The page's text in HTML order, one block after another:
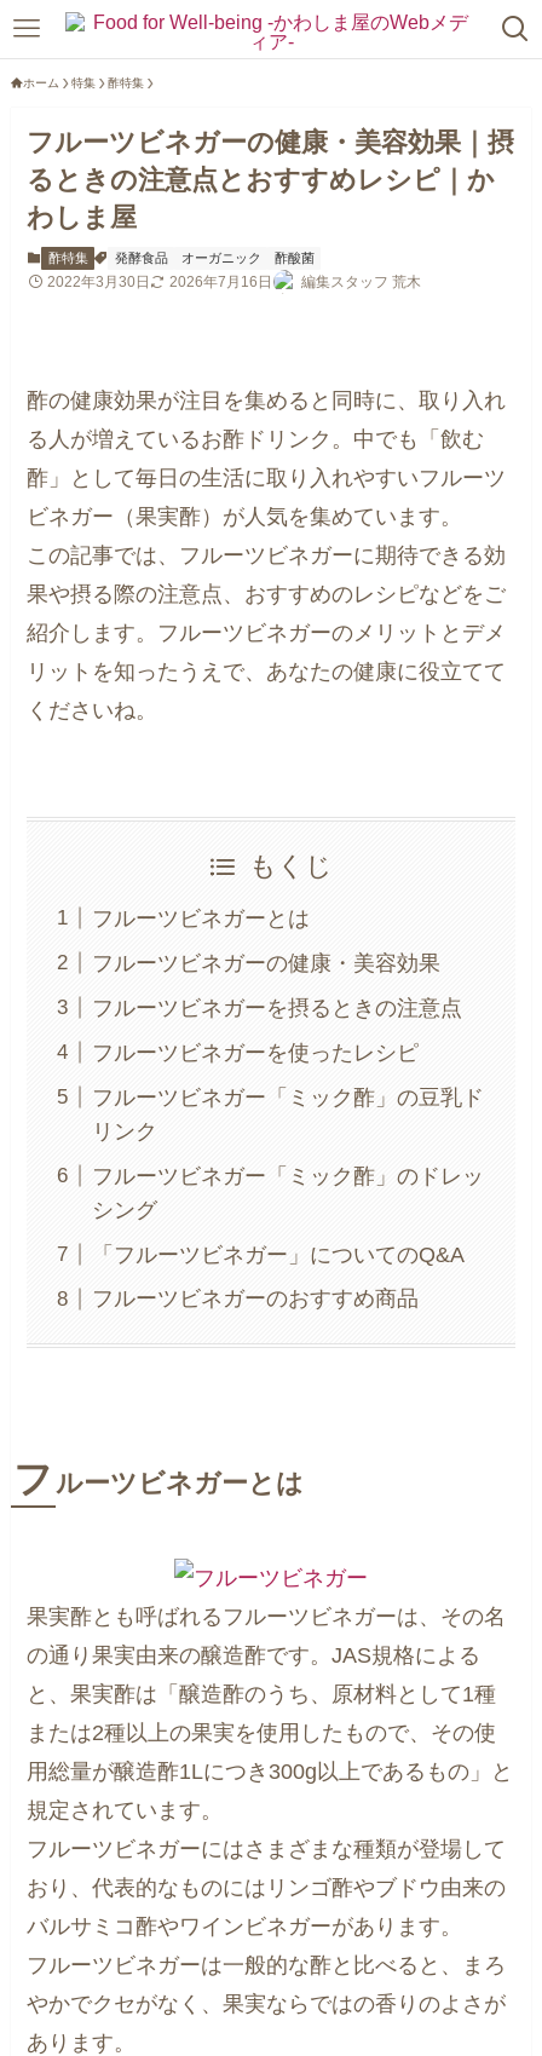
ホーム 特集 酢特集
フルーツビネガーの健康・美容効果｜摂
るときの注意点とおすすめレシピ｜か
わしま屋
酢特集 発酵食品 オーガニック 酢酸菌
2022年3月30日 2026年7月16日 編集スタッフ 荒木
酢の健康効果が注目を集めると同時に、取り入れ
る人が増えているお酢ドリンク。中でも「飲む
酢」として毎日の生活に取り入れやすいフルーツ
ビネガー（果実酢）が人気を集めています。
この記事では、フルーツビネガーに期待できる効
果や摂る際の注意点、おすすめのレシピなどをご
紹介します。フルーツビネガーのメリットとデメ
リットを知ったうえで、あなたの健康に役立てて
くださいね。
もくじ
フルーツビネガーとは
フルーツビネガーの健康・美容効果
フルーツビネガーを摂るときの注意点
フルーツビネガーを使ったレシピ
フルーツビネガー「ミック酢」の豆乳ド
リンク
フルーツビネガー「ミック酢」のドレッ
シング
「フルーツビネガー」についてのQ&A
フルーツビネガーのおすすめ商品
フ ルーツビネガーとは
果実酢とも呼ばれるフルーツビネガーは、その名
の通り果実由来の醸造酢です。JAS規格による
と、果実酢は「醸造酢のうち、原材料として1種
または2種以上の果実を使用したもので、その使
用総量が醸造酢1Lにつき300g以上であるもの」と
規定されています。
フルーツビネガーにはさまざまな種類が登場して
おり、代表的なものにはリンゴ酢やブドウ由来の
バルサミコ酢やワインビネガーがあります。
フルーツビネガーは一般的な酢と比べると、まろ
やかでクセがなく、果実ならではの香りのよさが
あります。